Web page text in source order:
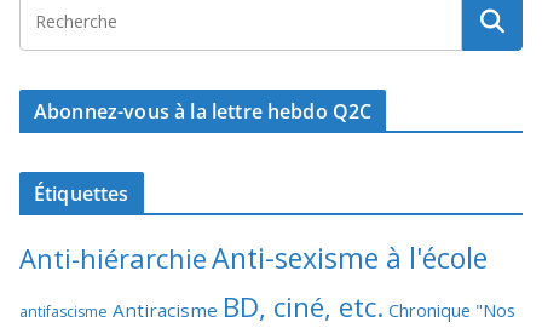
Abonnez-vous à la lettre hebdo Q2C
Étiquettes
Anti-hiérarchieAnti-sexisme à l'école
antifascisme Antiracisme BD, ciné, etc. Chronique "Nos